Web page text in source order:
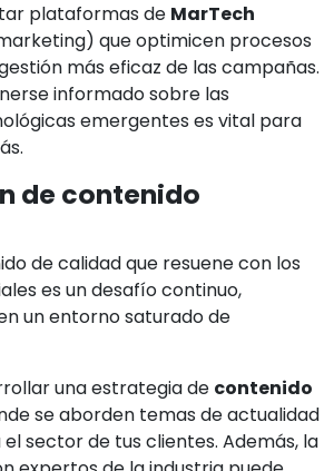
plataformas de MarTech
que optimicen procesos
más eficaz de las campañas.
informado sobre las
emergentes es vital para
de contenido
de calidad que resuene con los
es un desafío continuo,
un entorno saturado de
una estrategia de contenido
se aborden temas de actualidad
sector de tus clientes. Además, la